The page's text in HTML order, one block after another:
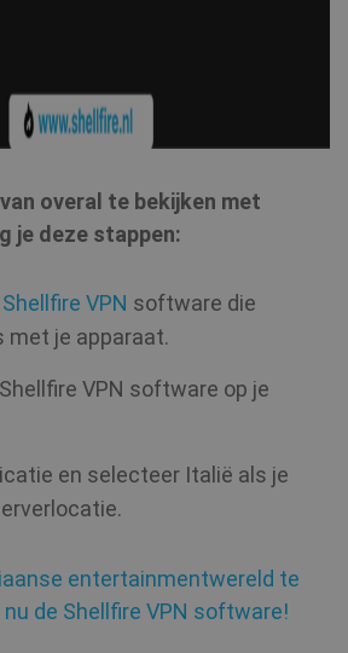
overal te bekijken met
je deze stappen:
VPN software die
met je apparaat.
VPN software op je
en selecteer Italië als je
entertainmentwereld te
de Shellfire VPN software!